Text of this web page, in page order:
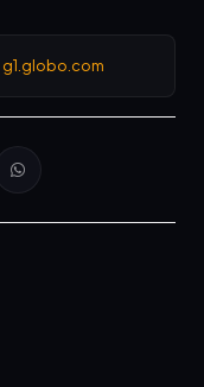
g1.globo.com